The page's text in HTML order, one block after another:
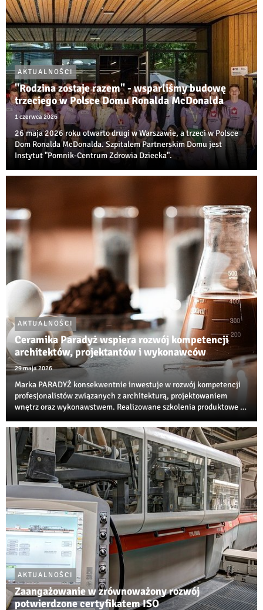
AKTUALNOŚCI
"Rodzina zostaje razem" - wsparliśmy budowę
trzeciego w Polsce Domu Ronalda McDonalda
1 czerwca 2026
26 maja 2026 roku otwarto drugi w Warszawie, a trzeci w Polsce
Dom Ronalda McDonalda. Szpitalem Partnerskim Domu jest
Instytut "Pomnik-Centrum Zdrowia Dziecka".
AKTUALNOŚCI
Ceramika Paradyż wspiera rozwój kompetencji
architektów, projektantów i wykonawców
29 maja 2026
Marka PARADYŻ konsekwentnie inwestuje w rozwój kompetencji
profesjonalistów związanych z architekturą, projektowaniem
wnętrz oraz wykonawstwem. Realizowane szkolenia produktowe i
edukacyjnych w branży ceramiczne...
AKTUALNOŚCI
Zaangażowanie w zrównoważony rozwój
potwierdzone certyfikatem ISO